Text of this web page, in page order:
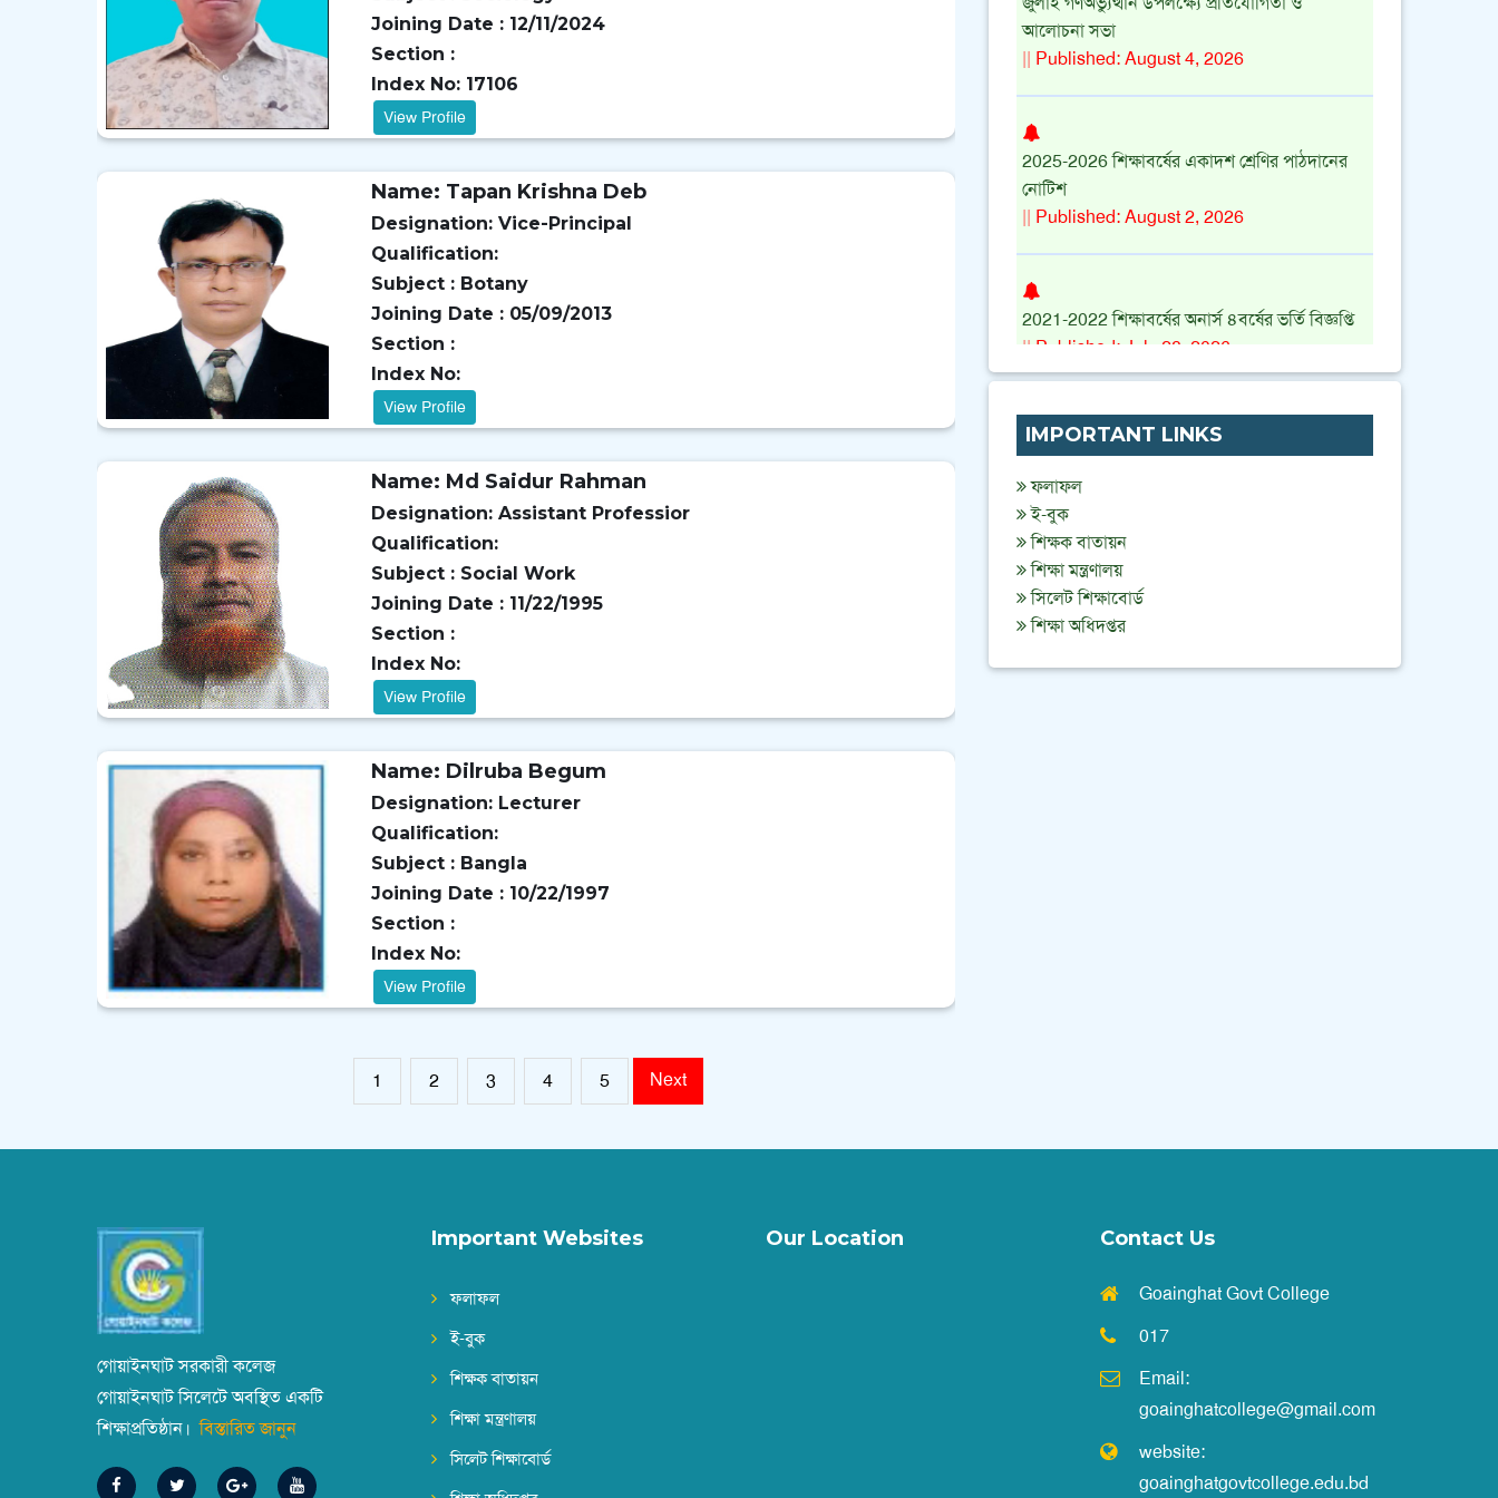
Joining Date : 12/11/2024
Section :
Index No: 17106
View Profile
Name: Tapan Krishna Deb
Designation: Vice-Principal
Qualification:
Subject : Botany
Joining Date : 05/09/2013
Section :
Index No:
View Profile
Name: Md Saidur Rahman
Designation: Assistant Professior
Qualification:
Subject : Social Work
Joining Date : 11/22/1995
Section :
Index No:
View Profile
Name: Dilruba Begum
Designation: Lecturer
Qualification:
Subject : Bangla
Joining Date : 10/22/1997
Section :
Index No:
View Profile
1 2 3 4 5 Next
আলোচনা সভা
|| Published: August 4, 2026
2025-2026 শিক্ষাবর্ষের একাদশ শ্রেণির পাঠদানের
নোটিশ
|| Published: August 2, 2026
2021-2022 শিক্ষাবর্ষের অনার্স ৪বর্ষের ভর্তি বিজ্ঞপ্তি
|| Published: July 28, 2026
নোটিশ
||Published: July 23, 2026
2025-2026 অনার্স ১ম বর্ষের ১ম রিলিজস্লীপে ভর্তির
নোটিশ
||Published: July 23, 2026
একাদশ শ্রেণির বার্ষিক পরীক্ষার রুটিন
NOC-VP Tapan Krishna Deb
Published: June 6, 2026
IMPORTANT LINKS
ফলাফল
ই-বুক
শিক্ষক বাতায়ন
শিক্ষা মন্ত্রণালয়
সিলেট শিক্ষাবোর্ড
শিক্ষা অধিদপ্তর
গোয়াইনঘাট সরকারী কলেজ
গোয়াইনঘাট সিলেটে অবস্থিত একটি
শিক্ষাপ্রতিষ্ঠান। বিস্তারিত জানুন
Important Websites
ফলাফল
ই-বুক
শিক্ষক বাতায়ন
শিক্ষা মন্ত্রণালয়
সিলেট শিক্ষাবোর্ড
Our Location Contact Us
Goainghat Govt College
017
Email:
goainghatcollege@gmail.com
website:
goainghatgovtcollege.edu.bd